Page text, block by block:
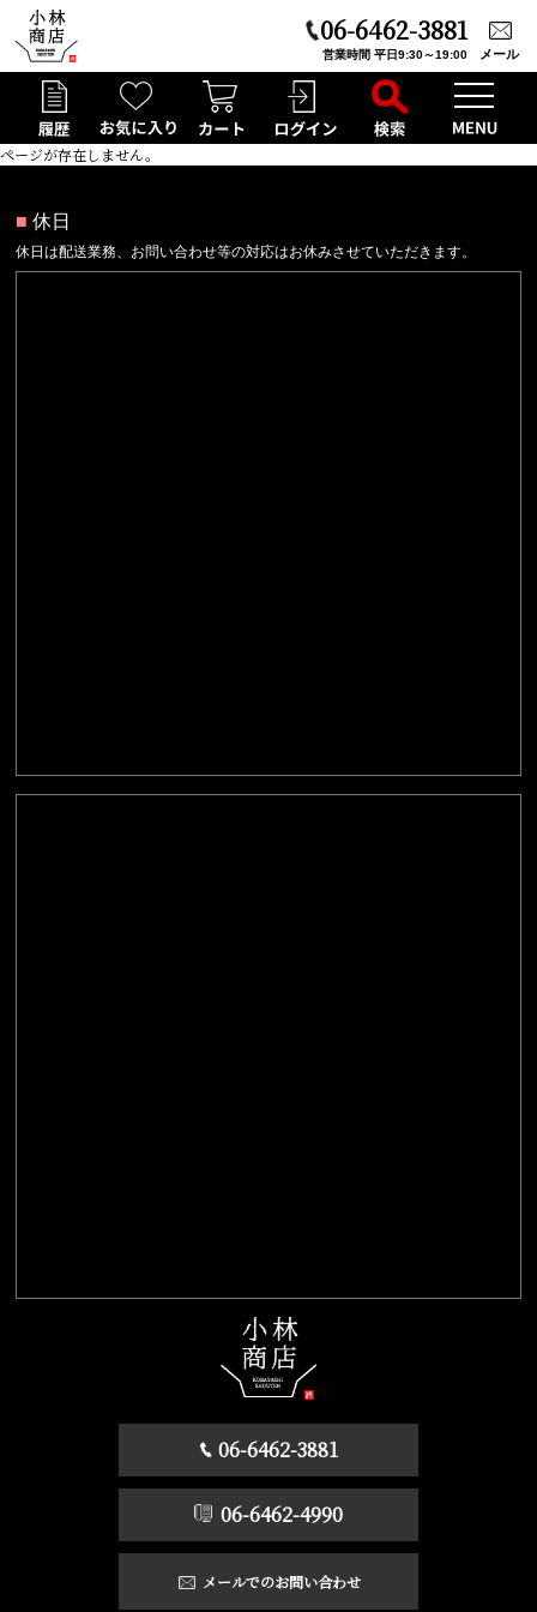
メール
06-6462-3881
営業時間 平日9:30～19:00
ページが存在しません。
■ 休日
休日は配送業務、お問い合わせ等の対応はお休みさせていただきます。
06-6462-3881
06-6462-4990
メールでのお問い合わせ